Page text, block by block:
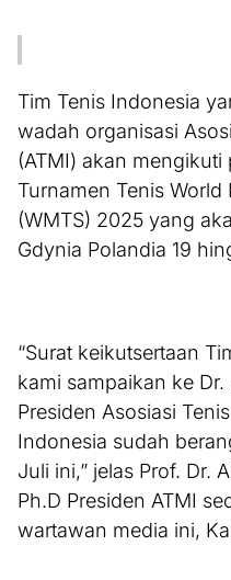
Tim Tenis Indonesia
wadah organisasi
(ATMI) akan
Turnamen Tenis
(WMTS) 2025 yang
Gdynia Polandia 19
“Surat keikutsertaan
kami sampaikan ke
Presiden Asosiasi
Indonesia sudah
Juli ini,” jelas Prof. Dr.
Ph.D Presiden ATMI
wartawan media ini,